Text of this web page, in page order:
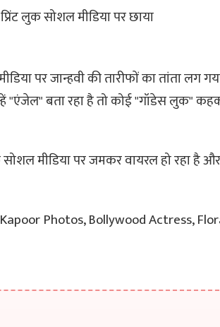
लुक सोशल मीडिया पर छाया
पर जान्हवी की तारीफों का तांता
एंजेल बता रहा है तो कोई गॉडेस लुक
मीडिया पर जमकर वायरल हो रहा
Photos, Bollywood Actress,